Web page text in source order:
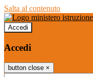
Salta al contenuto
Accedi
Accedi
button close ×